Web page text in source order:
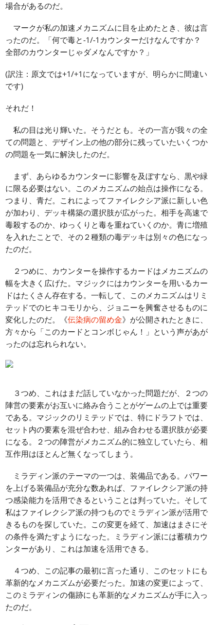
場合があるのだ。
マークが私の加速メカニズムに目を止めたとき、彼は言
ったのだ。「何で毒と-1/-1カウンターだけなんですか？
全部のカウンターじゃダメなんですか？」
(訳注：原文では+1/+1になっていますが、明らかに間違い
です)
それだ！
私の目は光り輝いた。そうだとも。その一言が我々の全
ての問題と、デザイン上の他の部分に残っていたいくつか
の問題を一気に解決したのだ。
まず、あらゆるカウンターに影響を及ぼすなら、黒や緑
に限る必要はない。このメカニズムの始点は操作になる。
つまり、青だ。これによってファイレクシア派に新しい色
が加わり、デッキ構築の選択肢が広がった。相手を高速で
毒殺するのか、ゆっくりと毒を重ねていくのか。青に増殖
を入れたことで、その２種類の毒デッキは別々の色になっ
たのだ。
２つめに、カウンターを操作するカードはメカニズムの
幅を大きく広げた。マジックにはカウンターを用いるカー
ドはたくさん存在する。一転して、このメカニズムはリミ
テッドでのヒキコモリから、ジョニーを興奮させるものに
変化したのだ。《伝染病の留め金》が公開されたときに、
方々から「このカードとコンボじゃん！」という声があが
ったのは忘れられない。
３つめ、これはまだ話していなかった問題だが、２つの
陣営の要素がお互いに絡み合うことがゲームの上では重要
である。マジックのリミテッドでは、特にドラフトでは、
セット内の要素を混ぜ合わせ、組み合わせる選択肢が必要
になる。２つの陣営がメカニズム的に独立していたら、相
互作用はほとんど無くなってしまう。
ミラディン派のテーマの一つは、装備品である。パワー
を上げる装備品が充分な数あれば、ファイレクシア派の持
つ感染能力を活用できるということは判っていた。そして
私はファイレクシア派の持つものでミラディン派が活用で
きるものを探していた。この変更を経て、加速はまさにそ
の条件を満たすようになった。ミラディン派には蓄積カウ
ンターがあり、これは加速を活用できる。
４つめ、この記事の最初に言った通り、このセットにも
革新的なメカニズムが必要だった。加速の変更によって、
このミラディンの傷跡にも革新的なメカニズムが手に入っ
たのだ。